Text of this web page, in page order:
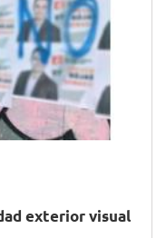
exterior visual